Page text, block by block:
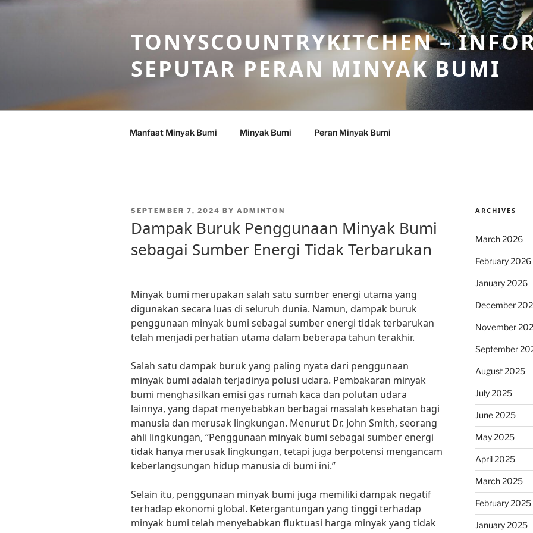
Skip
TONYSCOUNTRYKITCHEN –
SEPUTAR PERAN MINYAK BUMI
Manfaat Minyak Bumi Minyak Bumi Peran Minyak Bumi
POSTED
SEPTEMBER 7, 2024 BY ADMINTON
Dampak Buruk Penggunaan Minyak Bumi
sebagai Sumber Energi Tidak Terbarukan
Minyak bumi merupakan salah satu sumber energi utama yang
digunakan secara luas di seluruh dunia. Namun, dampak buruk
penggunaan minyak bumi sebagai sumber energi tidak terbarukan
telah menjadi perhatian utama dalam beberapa tahun terakhir.
Salah satu dampak buruk yang paling nyata dari penggunaan
minyak bumi adalah terjadinya polusi udara. Pembakaran minyak
bumi menghasilkan emisi gas rumah kaca dan polutan udara
lainnya, yang dapat menyebabkan berbagai masalah kesehatan bagi
manusia dan merusak lingkungan. Menurut Dr. John Smith, seorang
ahli lingkungan, “Penggunaan minyak bumi sebagai sumber energi
tidak hanya merusak lingkungan, tetapi juga berpotensi mengancam
keberlangsungan hidup manusia di bumi ini.”
Selain itu, penggunaan minyak bumi juga memiliki dampak negatif
terhadap ekonomi global. Ketergantungan yang tinggi terhadap
minyak bumi telah menyebabkan fluktuasi harga minyak yang tidak
ARCHIVES
March 2026
February 2026
January 2026
December
November
September
August 2025
July 2025
June 2025
May 2025
April 2025
March 2025
February 2025
January 2025